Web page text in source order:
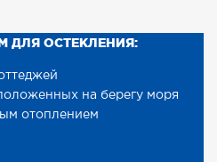
ДЛЯ ОСТЕКЛЕНИЯ:
на берегу моря
отоплением